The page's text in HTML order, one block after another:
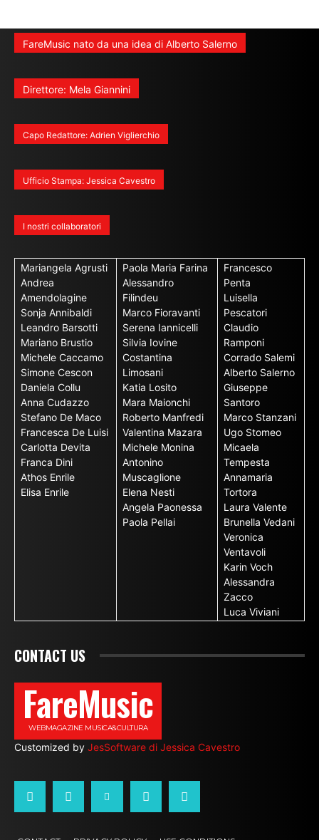
FareMusic nato da una idea di Alberto Salerno
Direttore: Mela Giannini
Capo Redattore: Adrien Viglierchio
Ufficio Stampa: Jessica Cavestro
I nostri collaboratori
Mariangela Agrusti
Andrea
Amendolagine
Sonja Annibaldi
Leandro Barsotti
Mariano Brustio
Michele Caccamo
Simone Cescon
Daniela Collu
Anna Cudazzo
Stefano De Maco
Francesca De Luisi
Carlotta Devita
Franca Dini
Athos Enrile
Elisa Enrile
Paola Maria Farina
Alessandro
Filindeu
Marco Fioravanti
Serena Iannicelli
Silvia Iovine
Costantina
Limosani
Katia Losito
Mara Maionchi
Roberto Manfredi
Valentina Mazara
Michele Monina
Antonino
Muscaglione
Elena Nesti
Angela Paonessa
Paola Pellai
Francesco
Penta
Luisella
Pescatori
Claudio
Ramponi
Corrado Salemi
Alberto Salerno
Giuseppe
Santoro
Marco Stanzani
Ugo Stomeo
Micaela
Tempesta
Annamaria
Tortora
Laura Valente
Brunella Vedani
Veronica
Ventavoli
Karin Voch
Alessandra
Zacco
Luca Viviani
CONTACT US
FareMusic
WEBMAGAZINE MUSICA&CULTURA
Customized by JesSoftware di Jessica Cavestro